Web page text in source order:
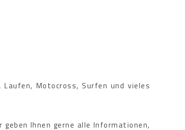
Laufen, Motocross, Surfen und vieles
Ihnen gerne alle Informationen,